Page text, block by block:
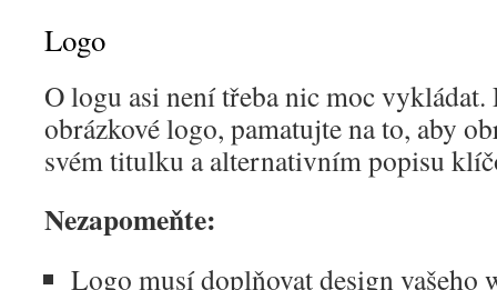
Logo
O logu asi není třeba nic moc vykládat.
obrázkové logo, pamatujte na to, aby
svém titulku a alternativním popisu
Nezapomeňte:
Logo musí doplňovat design vašeho